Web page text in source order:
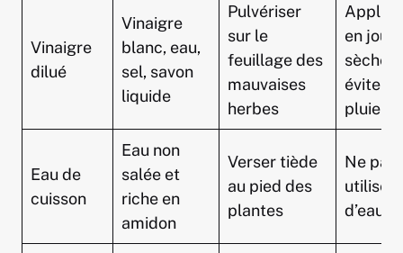
Vinaigre
dilué
Vinaigre
blanc, eau,
sel, savon
liquide
Pulvériser
sur le
feuillage des
mauvaises
herbes
en
sèche,
éviter la
pluie
Eau de
cuisson
Eau non
salée et
riche en
amidon
Verser tiède
au pied des
plantes
Ne pas
utiliser
d’eau